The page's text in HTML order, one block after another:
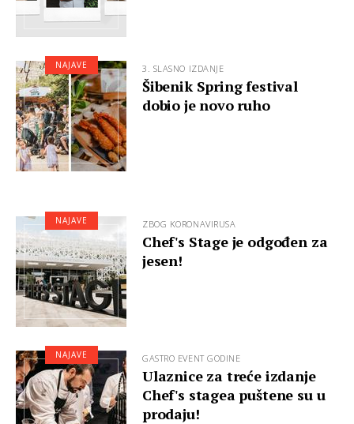
3. SLASNO IZDANJE
Šibenik Spring festival
dobio je novo ruho
NAJAVE
ZBOG KORONAVIRUSA
Chef's Stage je odgođen za
jesen!
NAJAVE
GASTRO EVENT GODINE
Ulaznice za treće izdanje
Chef's stagea puštene su u
prodaju!
NAJAVE